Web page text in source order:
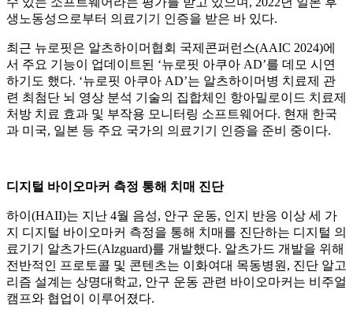
생노동성으로부터 의료기기 인증을 받은 바 있다.
최근 뉴로핏은 알츠하이머협회 국제콘퍼런스(AAIC 2024)에
서 주요 기능이 업데이트된 ‘뉴로핏 아쿠아 AD’를 데모 시연
하기도 했다. ‘뉴로핏 아쿠아 AD’는 알츠하이머병 치료제 관
련 최첨단 뇌 영상 분석 기술의 집합체인 항아밀로이드 치료제
처방 치료 효과 및 부작용 모니터링 소프트웨어다. 현재 한국
과 미국, 일본 등 주요 국가의 의료기기 인증을 준비 중이다.
디지털 바이오마커 측정 통해 치매 진단
하이(HAII)는 지난 4월 음성, 안구 운동, 인지 반응 이상 세 가
지 디지털 바이오마커 측정을 통해 치매를 진단하는 디지털 의
료기기 알츠가드(Alzguard)를 개발했다. 알츠가드 개발을 위해
전반적인 프로토콜 및 콘텐츠는 이화여대 목동병원, 진단 알고
리즘 설계는 상명대학교, 안구 운동 관련 바이오마커는 비주얼
캠프와 협업이 이루어졌다.